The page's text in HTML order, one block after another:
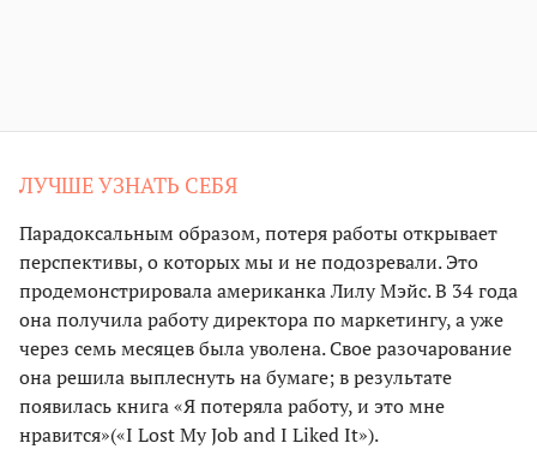
ЛУЧШЕ УЗНАТЬ СЕБЯ
Парадоксальным образом, потеря работы открывает
перспективы, о которых мы и не подозревали. Это
продемонстрировала американка Лилу Мэйс. В 34 года
она получила работу директора по маркетингу, а уже
через семь месяцев была уволена. Свое разочарование
она решила выплеснуть на бумаге; в результате
появилась книга «Я потеряла работу, и это мне
нравится»(«I Lost My Job and I Liked It»).